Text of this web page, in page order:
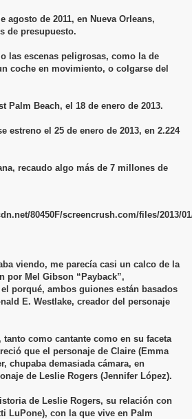
agosto de 2011, en Nueva Orleans,
de presupuesto.
las escenas peligrosas, como la de
coche en movimiento, o colgarse del
Palm Beach, el 18 de enero de 2013.
estreno el 25 de enero de 2013, en 2.224
recaudo algo más de 7 millones de
viendo, me parecía casi un calco de la
por Mel Gibson “Payback”,
porqué, ambos guiones están basados
E. Westlake, creador del personaje
tanto como cantante como en su faceta
que el personaje de Claire (Emma
chupaba demasiada cámara, en
de Leslie Rogers (Jennifer López).
de Leslie Rogers, su relación con
LuPone), con la que vive en Palm